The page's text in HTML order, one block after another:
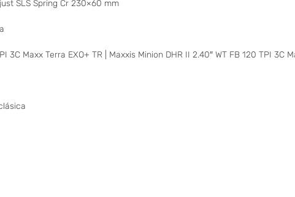
SLS Spring Cr 230×60 mm
3C Maxx Terra EXO+ TR | Maxxis Minion DHR II 2.40″ WT FB 120 TPI 3C